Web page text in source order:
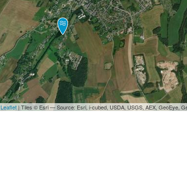
Leaflet | Tiles © Esri — Source: Esri, i-cubed, USDA, USGS, AEX, GeoEye,